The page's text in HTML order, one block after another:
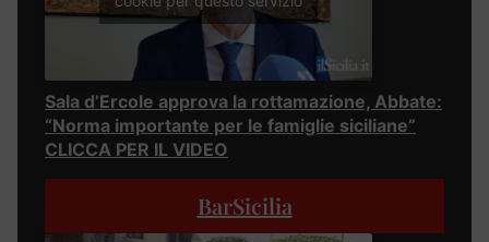
Sala d’Ercole approva la rottamazione, Abbate:
“Norma importante per le famiglie siciliane”
CLICCA PER IL VIDEO
BarSicilia